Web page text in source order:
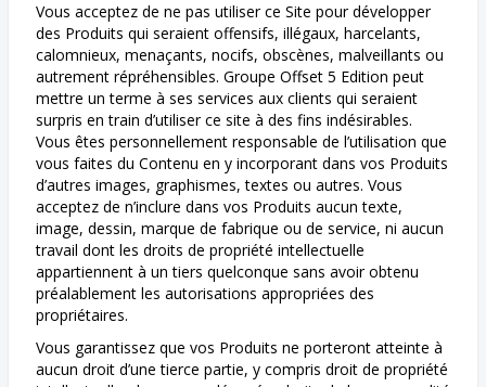
Vous acceptez de ne pas utiliser ce Site pour développer
des Produits qui seraient offensifs, illégaux, harcelants,
calomnieux, menaçants, nocifs, obscènes, malveillants ou
autrement répréhensibles. Groupe Offset 5 Edition peut
mettre un terme à ses services aux clients qui seraient
surpris en train d’utiliser ce site à des fins indésirables.
Vous êtes personnellement responsable de l’utilisation que
vous faites du Contenu en y incorporant dans vos Produits
d’autres images, graphismes, textes ou autres. Vous
acceptez de n’inclure dans vos Produits aucun texte,
image, dessin, marque de fabrique ou de service, ni aucun
travail dont les droits de propriété intellectuelle
appartiennent à un tiers quelconque sans avoir obtenu
préalablement les autorisations appropriées des
propriétaires.
Vous garantissez que vos Produits ne porteront atteinte à
aucun droit d’une tierce partie, y compris droit de propriété